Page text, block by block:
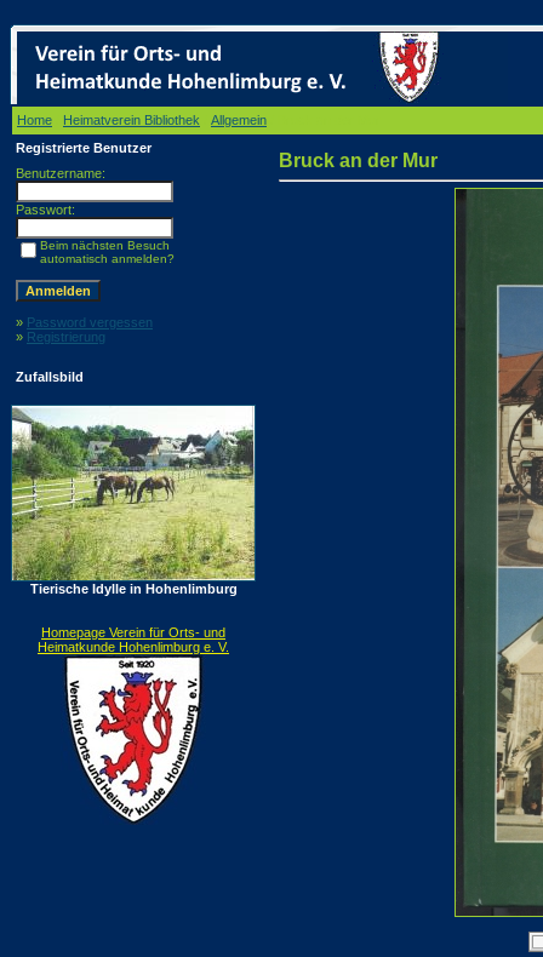
Home Heimatverein Bibliothek Allgemein
Registrierte Benutzer
Benutzername:
Passwort:
Beim nächsten Besuch
automatisch anmelden?
» Password vergessen
» Registrierung
Zufallsbild
Tierische Idylle in Hohenlimburg
Homepage Verein für Orts- und
Heimatkunde Hohenlimburg e. V.
Bruck an der Mur